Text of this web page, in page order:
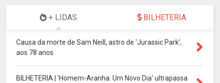
+ LIDAS BILHETERIA
Causa da morte de Sam Neill, astro de 'Jurassic Park',
aos 78 anos
BILHETERIA | 'Homem-Aranha: Um Novo Dia' ultrapassa